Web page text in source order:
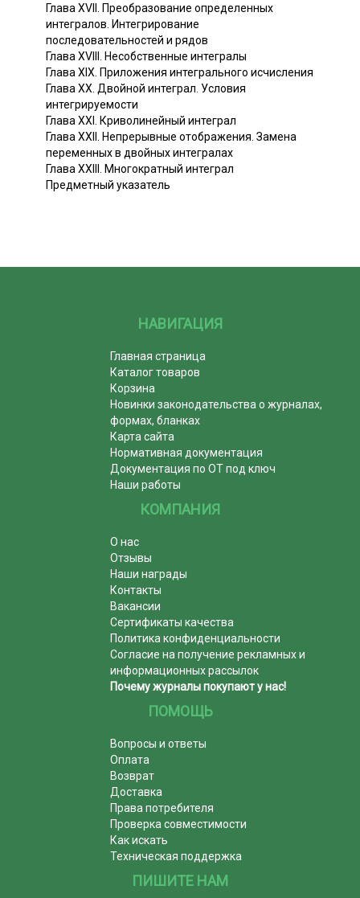
Глава XVII. Преобразование определенных
интегралов. Интегрирование
последовательностей и рядов
Глава XVIII. Несобственные интегралы
Глава XIX. Приложения интегрального исчисления
Глава XX. Двойной интеграл. Условия
интегрируемости
Глава XXI. Криволинейный интеграл
Глава XXII. Непрерывные отображения. Замена
переменных в двойных интегралах
Глава XXIII. Многократный интеграл
Предметный указатель
НАВИГАЦИЯ
Главная страница
Каталог товаров
Корзина
Новинки законодательства о журналах,
формах, бланках
Карта сайта
Нормативная документация
Документация по ОТ под ключ
Наши работы
КОМПАНИЯ
О нас
Отзывы
Наши награды
Контакты
Вакансии
Сертификаты качества
Политика конфиденциальности
Согласие на получение рекламных и
информационных рассылок
Почему журналы покупают у нас!
ПОМОЩЬ
Вопросы и ответы
Оплата
Возврат
Доставка
Права потребителя
Проверка совместимости
Как искать
Техническая поддержка
ПИШИТЕ НАМ